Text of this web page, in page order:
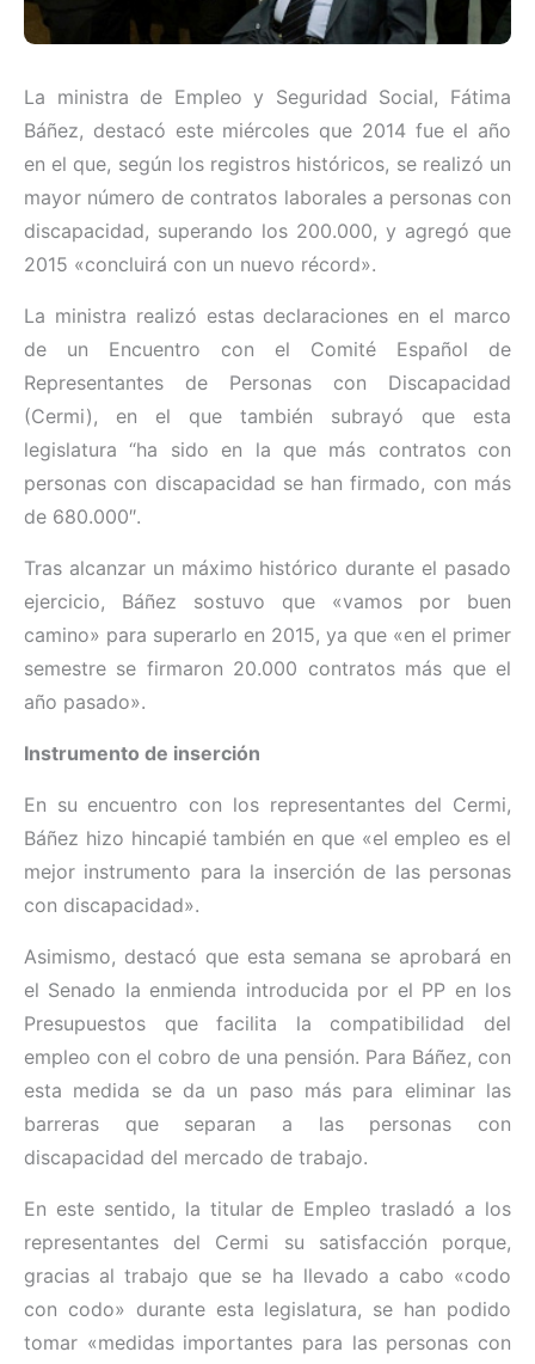
La ministra de Empleo y Seguridad Social, Fátima
Báñez, destacó este miércoles que 2014 fue el año
en el que, según los registros históricos, se realizó un
mayor número de contratos laborales a personas con
discapacidad, superando los 200.000, y agregó que
2015 «concluirá con un nuevo récord».
La ministra realizó estas declaraciones en el marco
de un Encuentro con el Comité Español de
Representantes de Personas con Discapacidad
(Cermi), en el que también subrayó que esta
legislatura “ha sido en la que más contratos con
personas con discapacidad se han firmado, con más
de 680.000″.
Tras alcanzar un máximo histórico durante el pasado
ejercicio, Báñez sostuvo que «vamos por buen
camino» para superarlo en 2015, ya que «en el primer
semestre se firmaron 20.000 contratos más que el
año pasado».
Instrumento de inserción
En su encuentro con los representantes del Cermi,
Báñez hizo hincapié también en que «el empleo es el
mejor instrumento para la inserción de las personas
con discapacidad».
Asimismo, destacó que esta semana se aprobará en
el Senado la enmienda introducida por el PP en los
Presupuestos que facilita la compatibilidad del
empleo con el cobro de una pensión. Para Báñez, con
esta medida se da un paso más para eliminar las
barreras que separan a las personas con
discapacidad del mercado de trabajo.
En este sentido, la titular de Empleo trasladó a los
representantes del Cermi su satisfacción porque,
gracias al trabajo que se ha llevado a cabo «codo
con codo» durante esta legislatura, se han podido
tomar «medidas importantes para las personas con